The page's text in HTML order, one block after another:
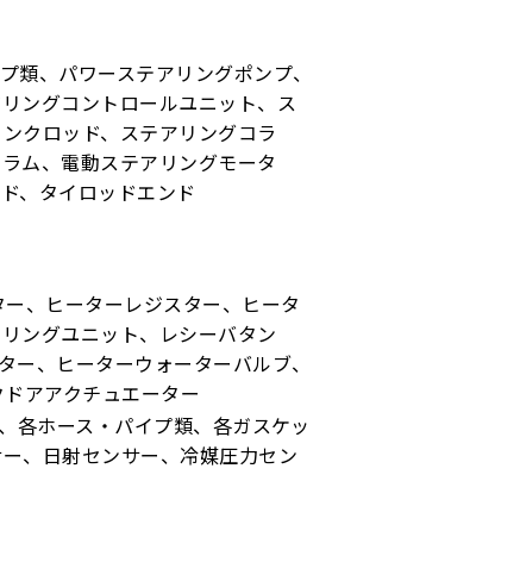
、パワーステアリングポンプ、
ングコントロールユニット、ス
クロッド、ステアリングコラ
ム、電動ステアリングモータ
、タイロッドエンド
、ヒーターレジスター、ヒータ
ングユニット、レシーバタン
、ヒーターウォーターバルブ、
アアクチュエーター
各ホース・パイプ類、各ガスケッ
、日射センサー、冷媒圧力セン